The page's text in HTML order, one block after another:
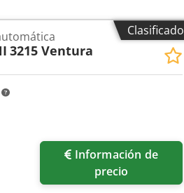
Clasificado
3215 Ventura
precio